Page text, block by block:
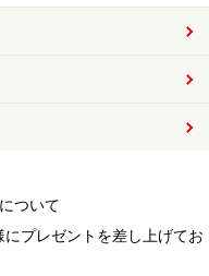
ついて
プレゼントを差し上げてお